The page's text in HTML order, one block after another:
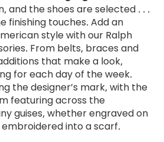
and the shoes are selected . . .
finishing touches. Add an
style with our Ralph
From belts, braces and
that make a look,
for each day of the week.
the designer’s mark, with the
featuring across the
guises, whether engraved on
into a scarf.